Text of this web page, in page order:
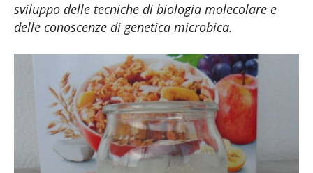
sviluppo delle tecniche di biologia molecolare e
delle conoscenze di genetica microbica.